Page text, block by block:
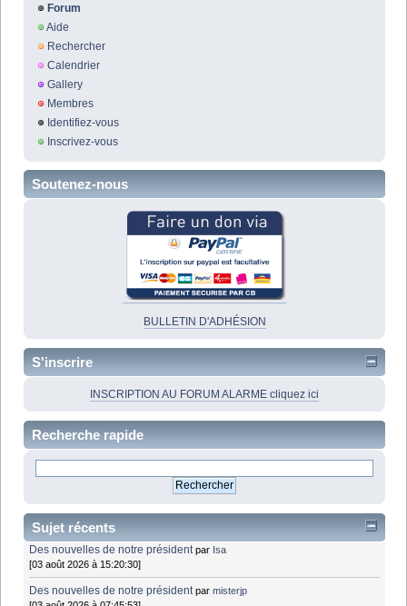
Forum
Aide
Rechercher
Calendrier
Gallery
Membres
Identifiez-vous
Inscrivez-vous
Soutenez-nous
BULLETIN D'ADHÉSION
S'inscrire
INSCRIPTION AU FORUM ALARME cliquez ici
Recherche rapide
Sujet récents
Des nouvelles de notre président par Isa
[03 août 2026 à 15:20:30]
Des nouvelles de notre président parmisterjp